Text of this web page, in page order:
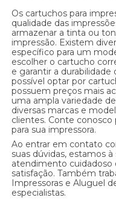
Os cartuchos para
qualidade das
armazenar a tinta ou
impressão. Existem
específico para um
escolher o cartucho
e garantir a
possível optar por
possuem preços mais
uma ampla variedade
diversas marcas e
clientes. Conte conosco
para sua impressora.
Ao entrar em contato
suas dúvidas, estamos
atendimento
satisfação. Também
Impressoras e Aluguel
especialistas.